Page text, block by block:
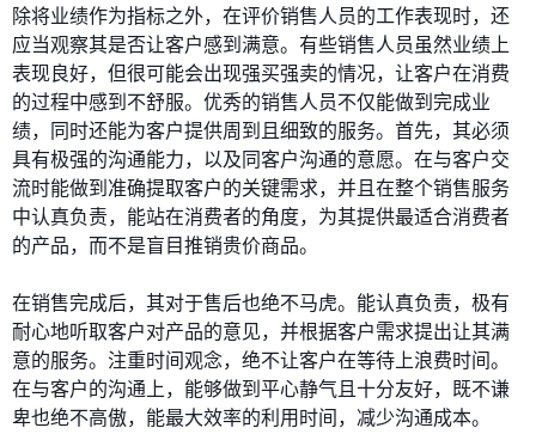
除将业绩作为指标之外，在评价销售人员的工作表现时，还
应当观察其是否让客户感到满意。有些销售人员虽然业绩上
表现良好，但很可能会出现强买强卖的情况，让客户在消费
的过程中感到不舒服。优秀的销售人员不仅能做到完成业
绩，同时还能为客户提供周到且细致的服务。首先，其必须
具有极强的沟通能力，以及同客户沟通的意愿。在与客户交
流时能做到准确提取客户的关键需求，并且在整个销售服务
中认真负责，能站在消费者的角度，为其提供最适合消费者
的产品，而不是盲目推销贵价商品。
在销售完成后，其对于售后也绝不马虎。能认真负责，极有
耐心地听取客户对产品的意见，并根据客户需求提出让其满
意的服务。注重时间观念，绝不让客户在等待上浪费时间。
在与客户的沟通上，能够做到平心静气且十分友好，既不谦
卑也绝不高傲，能最大效率的利用时间，减少沟通成本。